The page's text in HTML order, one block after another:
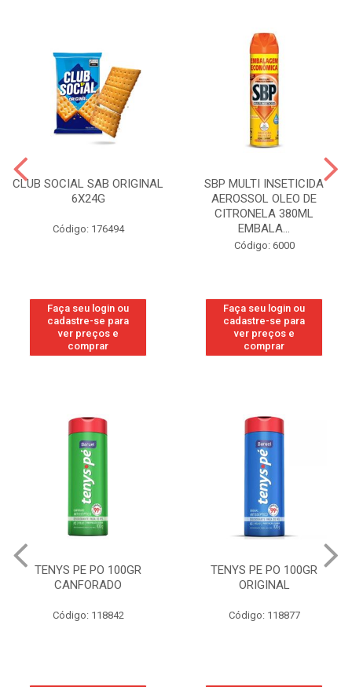
CLUB SOCIAL SAB ORIGINAL
6X24G
Código: 176494
Faça seu login ou
cadastre-se para
ver preços e
comprar
SBP MULTI INSETICIDA
AEROSSOL OLEO DE
CITRONELA 380ML
EMBALA...
Código: 6000
Faça seu login ou
cadastre-se para
ver preços e
comprar
TENYS PE PO 100GR
CANFORADO
Código: 118842
TENYS PE PO 100GR
ORIGINAL
Código: 118877